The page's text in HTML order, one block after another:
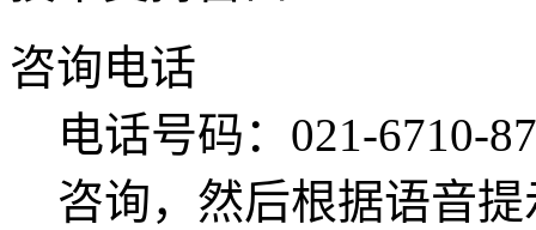
咨询电话
电话号码：021-6710-
咨询，然后根据语音